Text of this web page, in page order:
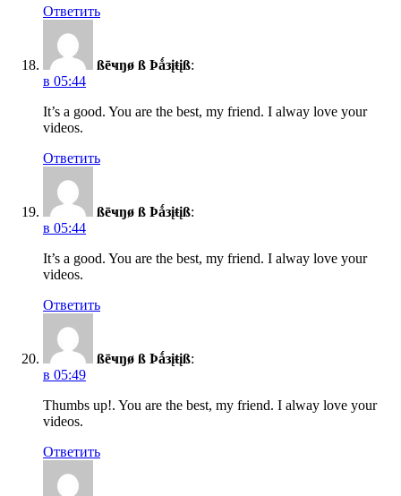
Ответить
ßēҹŋø ß Þǻзįŧįß:
в 05:44
It’s a good. You are the best, my friend. I alway love your
videos.
Ответить
ßēҹŋø ß Þǻзįŧįß:
в 05:44
It’s a good. You are the best, my friend. I alway love your
videos.
Ответить
ßēҹŋø ß Þǻзįŧįß:
в 05:49
Thumbs up!. You are the best, my friend. I alway love your
videos.
Ответить